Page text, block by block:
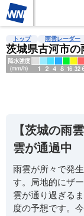
雨雲レーダー 台
トップ 雨雲レーダー
茨城県古河市の
【茨城の雨
雲が通過中
雨雲が所々で発
す。局地的にザ
雲が通り過ぎる
度の予想です。